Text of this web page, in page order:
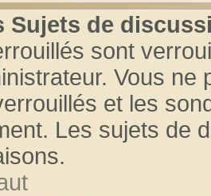
Sujets de
sont
Vous
et les
Les sujets de